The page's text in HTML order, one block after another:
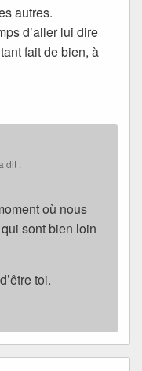
autres.
d’aller lui dire
fait de bien, à
dit :
où nous
sont bien loin
toi.